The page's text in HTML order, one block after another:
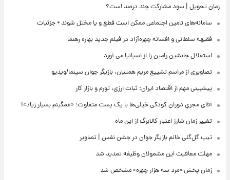
زمان تحویل | سود مشارکت چند درصد است؟
سامانه‌های تامین اجتماعی ممکن است قطع و یا مختل شوند + جزئیات
فقیهه سلطانی و افسانه چهره‌آزاد در فیلم جدید بهاره رهنما
استقلال جانشین رامین را از اسپانیا می آورد
تصاویری از مراسم تشییع مریم همتیان، بازیگر جوان سینما/ویدیو
پیشبینی مهم از اقتصاد ایران: ثبات ارزی، تورم و بازار کار
آقای مجریِ دوران کودکی خیلی‌ها با یک پست متفاوت؛ «غمگینم بسیار زیاد»!
تغییر زمان شارژ اعتبار کالابرگ از این ماه
تیپ گل‌گلی خانم بازیگر جوان در جشن نفس | تصاویر
مهلت معافیت این مشمولان وظیفه تمدید شد
زمان پخش «مرد سه هزار چهره» مشخص شد